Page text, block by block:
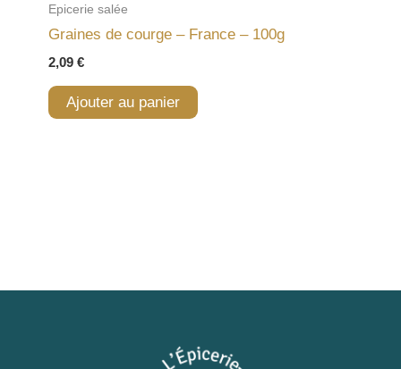
Epicerie salée
Graines de courge – France – 100g
2,09 €
Ajouter au panier